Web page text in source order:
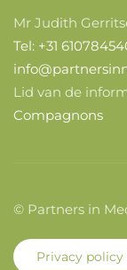
Mr Judith
Tel: +31
Lid van de
Compagnons
© Partners in
Privacy policy